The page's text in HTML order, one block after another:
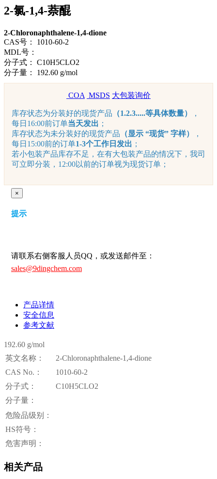
2-氯-1,4-萘醌
2-Chloronaphthalene-1,4-dione
CAS号：
1010-60-2
MDL号：
分子式：
C10H5CLO2
分子量：
192.60 g/mol
COA MSDS 大包装询价
库存状态为分装好的现货产品 （1.2.3.....等具体数量）
，
每日16:00前订单当天发出 ；
库存状态为未分装好的现货产品 （显示 “现货” 字样）
，
每日15:00前的订单1-3个工作日发出 ；
若小包装产品库存不足，在有大包装产品的情况下，我司
可立即分装，12:00以前的订单视为现货订单；
×
提示
请联系右侧客服人员QQ，或发送邮件至：
sales@9dingchem.com
产品详情
安全信息
参考文献
192.60 g/mol
英文名称：
2-Chloronaphthalene-1,4-dione
CAS No.：
1010-60-2
分子式：
C10H5CLO2
分子量：
危险品级别：
HS符号：
危害声明：
相关产品